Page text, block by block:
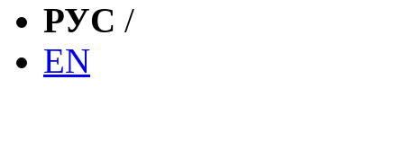
РУС /
EN